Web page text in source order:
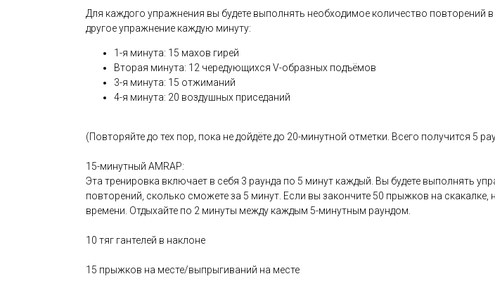
Для каждого упражнения вы будете выполнять необходимое количество повторений
другое упражнение каждую минуту:
1-я минута: 15 махов гирей
Вторая минута: 12 чередующихся V-образных подъёмов
3-я минута: 15 отжиманий
4-я минута: 20 воздушных приседаний
(Повторяйте до тех пор, пока не дойдёте до 20-минутной отметки. Всего получится 5
15-минутный AMRAP:
Эта тренировка включает в себя 3 раунда по 5 минут каждый. Вы будете выполнять
повторений, сколько сможете за 5 минут. Если вы закончите 50 прыжков на
времени. Отдыхайте по 2 минуты между каждым 5-минутным раундом.
10 тяг гантелей в наклоне
15 прыжков на месте/выпрыгиваний на месте